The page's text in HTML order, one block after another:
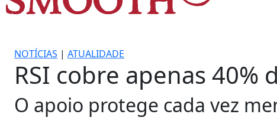
NOTÍCIAS | ATUALIDADE
RSI cobre apenas
O apoio protege cada vez